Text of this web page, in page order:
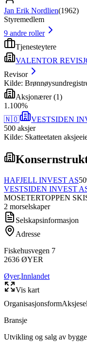
Jan Erik Nordlien(1962)
Styremedlem
9 andre roller
Tjenesteytere
VALENTOR
Revisor
Kilde:
Aksjonærer(1)
1 .100%
🇳🇴
VESTSIDEN
500 aksjer
Kilde: Skatteetaten
HAFJELL INVEST AS50
VESTSIDEN INVEST
MOSETERTOPPEN
2 morselskaper
Selskapsinformasjon
Adresse
Fiskehusvegen 7
2636 ØYER
Øyer,Innlandet
Vis kart
Organisasjonsform
Bransje
Utvikling og salg av